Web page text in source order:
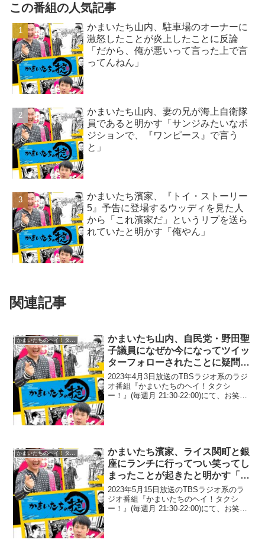
この番組の人気記事
かまいたち山内、駐車場のオーナーに
激怒したことが炎上したことに反論
「だから、俺が悪いって言った上で言
ってんねん」
かまいたち山内、妻の兄が海上自衛隊
員であると明かす「サンジみたいなポ
ジションで、『ワンピース』で言う
と」
かまいたち濱家、『トイ・ストーリー
5』予告に登場するウッディを見た人
から「これ濱家だ」というリプを送ら
れていたと明かす「俺やん」
関連記事
かまいたちのヘイ！タクシー！
かまいたち山内、自民党・野田聖
子議員になぜか今になってツイッ
ターフォローされたことに疑問
「なんで今？(笑)」
2023年4月3日放送のTBSラジオ系のラジ
オ番組『かまいたちのヘイ！タクシ
ー！』(毎週月 21:30-22:00)にて、お笑い
かまいたち濱家、ライス関町と銀
座にランチに行ってつい笑ってし
まったことが起きたと明かす「店
員さんがメニューをめくった
ら…」
2023年5月15日放送のTBSラジオ系のラ
ジオ番組『かまいたちのヘイ！タクシ
ー！』(毎週月 21:30-22:00)にて、お笑い